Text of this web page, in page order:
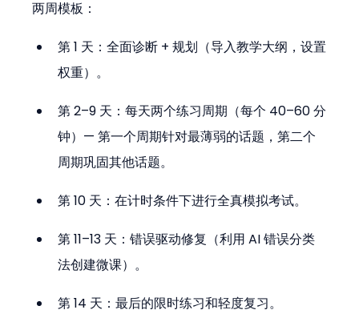
两周模板：
第 1 天：全面诊断 + 规划（导入教学大纲，设置
权重）。
第 2–9 天：每天两个练习周期（每个 40–60 分
钟）— 第一个周期针对最薄弱的话题，第二个
周期巩固其他话题。
第 10 天：在计时条件下进行全真模拟考试。
第 11–13 天：错误驱动修复（利用 AI 错误分类
法创建微课）。
第 14 天：最后的限时练习和轻度复习。